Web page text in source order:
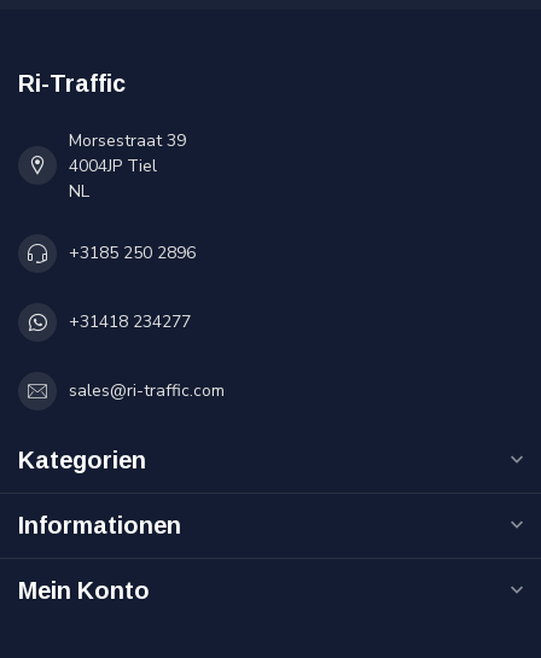
Ri-Traffic
Morsestraat 39
4004JP Tiel
NL
+3185 250 2896
+31418 234277
sales@ri-traffic.com
Kategorien
Informationen
Mein Konto